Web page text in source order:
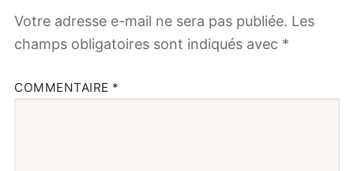
Votre adresse e-mail ne sera pas publiée. Les
champs obligatoires sont indiqués avec *
COMMENTAIRE *